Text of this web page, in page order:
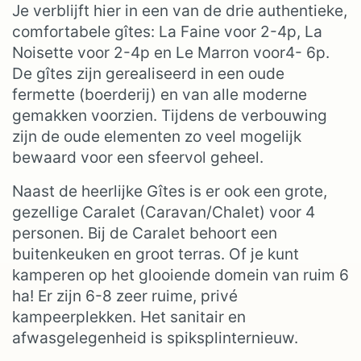
Je verblijft hier in een van de drie authentieke,
comfortabele gîtes: La Faine voor 2-4p, La
Noisette voor 2-4p en Le Marron voor4- 6p.
De gîtes zijn gerealiseerd in een oude
fermette (boerderij) en van alle moderne
gemakken voorzien. Tijdens de verbouwing
zijn de oude elementen zo veel mogelijk
bewaard voor een sfeervol geheel.
Naast de heerlijke Gîtes is er ook een grote,
gezellige Caralet (Caravan/Chalet) voor 4
personen. Bij de Caralet behoort een
buitenkeuken en groot terras. Of je kunt
kamperen op het glooiende domein van ruim 6
ha! Er zijn 6-8 zeer ruime, privé
kampeerplekken. Het sanitair en
afwasgelegenheid is spiksplinternieuw.